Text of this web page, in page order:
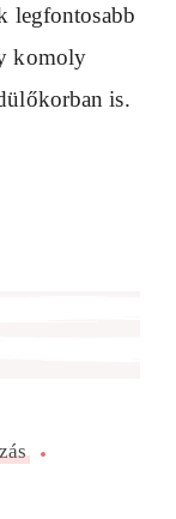
legfontosabb
komoly
is.